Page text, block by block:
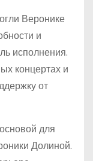
Веронике
и
исполнения.
концертах и
от
для
Долиной.